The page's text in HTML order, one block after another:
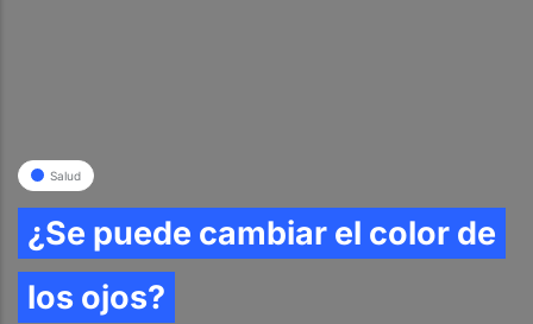
Salud
¿Se puede cambiar el color de
los ojos?